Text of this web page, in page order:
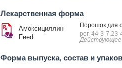
Лекарственная форма
Амоксициллин
Feed
Порошок для
рег. 44-3-
Действующее
Форма выпуска, состав и